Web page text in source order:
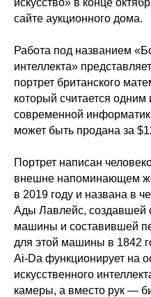
искусство» в конце
сайте аукционного дома.
Работа под названием
интеллекта»
портрет британского
который считается
современной
может быть продана за
Портрет написан
внешне напоминающем
в 2019 году и названа в
Ады Лавлейс, создавшей
машины и составившей
для этой машины в 1842
Ai-Da функционирует на
искусственного
камеры, а вместо рук —